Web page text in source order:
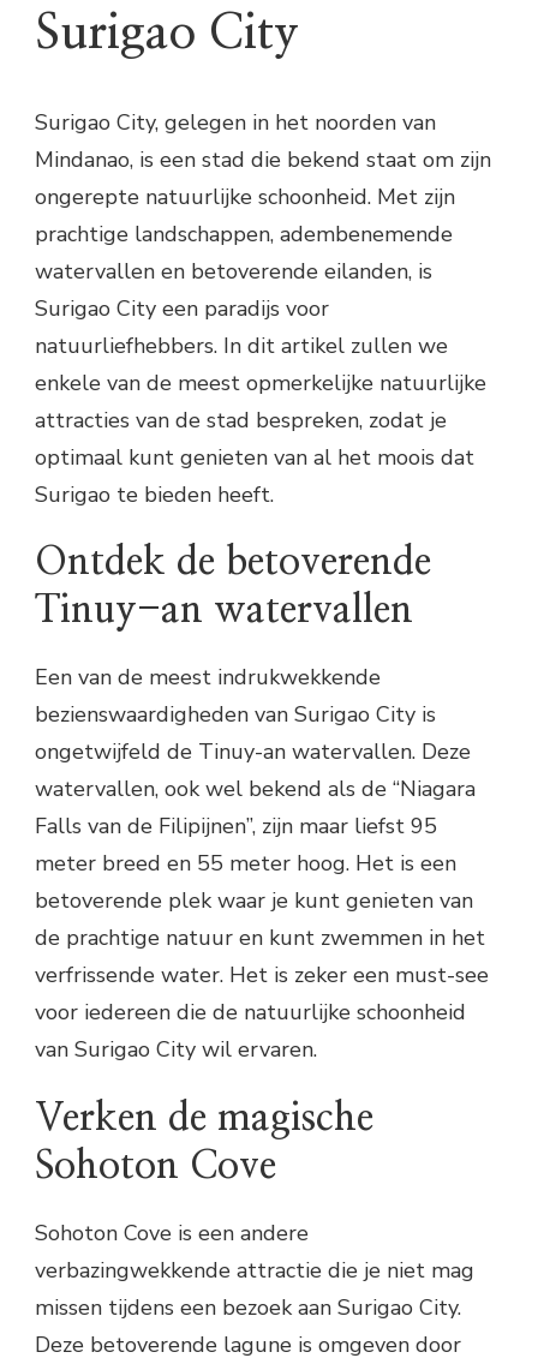
Surigao City
Surigao City, gelegen in het noorden van
Mindanao, is een stad die bekend staat om zijn
ongerepte natuurlijke schoonheid. Met zijn
prachtige landschappen, adembenemende
watervallen en betoverende eilanden, is
Surigao City een paradijs voor
natuurliefhebbers. In dit artikel zullen we
enkele van de meest opmerkelijke natuurlijke
attracties van de stad bespreken, zodat je
optimaal kunt genieten van al het moois dat
Surigao te bieden heeft.
Ontdek de betoverende
Tinuy-an watervallen
Een van de meest indrukwekkende
bezienswaardigheden van Surigao City is
ongetwijfeld de Tinuy-an watervallen. Deze
watervallen, ook wel bekend als de “Niagara
Falls van de Filipijnen”, zijn maar liefst 95
meter breed en 55 meter hoog. Het is een
betoverende plek waar je kunt genieten van
de prachtige natuur en kunt zwemmen in het
verfrissende water. Het is zeker een must-see
voor iedereen die de natuurlijke schoonheid
van Surigao City wil ervaren.
Verken de magische
Sohoton Cove
Sohoton Cove is een andere
verbazingwekkende attractie die je niet mag
missen tijdens een bezoek aan Surigao City.
Deze betoverende lagune is omgeven door